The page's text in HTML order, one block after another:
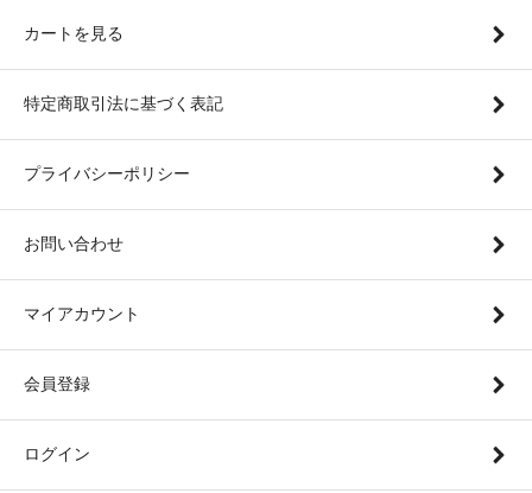
カートを見る
特定商取引法に基づく表記
プライバシーポリシー
お問い合わせ
マイアカウント
会員登録
ログイン